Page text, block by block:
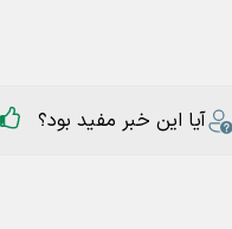
آیا این خبر مفید بود؟